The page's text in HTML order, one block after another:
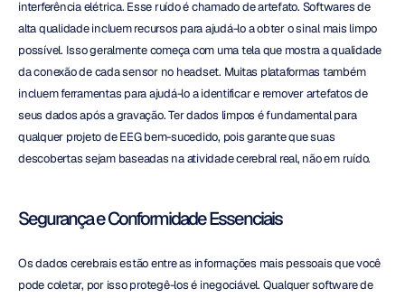
interferência elétrica. Esse ruído é chamado de artefato. Softwares de
alta qualidade incluem recursos para ajudá-lo a obter o sinal mais limpo
possível. Isso geralmente começa com uma tela que mostra a qualidade
da conexão de cada sensor no headset. Muitas plataformas também
incluem ferramentas para ajudá-lo a identificar e remover artefatos de
seus dados após a gravação. Ter dados limpos é fundamental para
qualquer projeto de EEG bem-sucedido, pois garante que suas
descobertas sejam baseadas na atividade cerebral real, não em ruído.
Segurança e Conformidade Essenciais
Os dados cerebrais estão entre as informações mais pessoais que você
pode coletar, por isso protegê-los é inegociável. Qualquer software de